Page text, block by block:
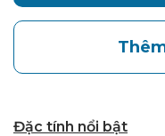
Đặc tính nổi bật